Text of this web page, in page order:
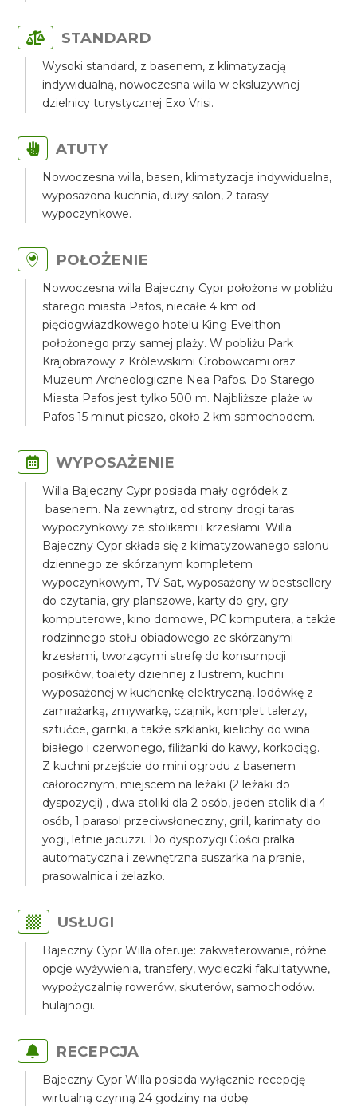
STANDARD
Wysoki standard, z basenem, z klimatyzacją
indywidualną, nowoczesna willa w eksluzywnej
dzielnicy turystycznej Exo Vrisi.
ATUTY
Nowoczesna willa, basen, klimatyzacja indywidualna,
wyposażona kuchnia, duży salon, 2 tarasy
wypoczynkowe.
POŁOŻENIE
Nowoczesna willa Bajeczny Cypr położona w pobliżu
starego miasta Pafos, niecałe 4 km od
pięciogwiazdkowego hotelu King Evelthon
położonego przy samej plaży. W pobliżu Park
Krajobrazowy z Królewskimi Grobowcami oraz
Muzeum Archeologiczne Nea Pafos. Do Starego
Miasta Pafos jest tylko 500 m. Najbliższe plaże w
Pafos 15 minut pieszo, około 2 km samochodem.
WYPOSAŻENIE
Willa Bajeczny Cypr posiada mały ogródek z
basenem. Na zewnątrz, od strony drogi taras
wypoczynkowy ze stolikami i krzesłami. Willa
Bajeczny Cypr składa się z klimatyzowanego salonu
dziennego ze skórzanym kompletem
wypoczynkowym, TV Sat, wyposażony w bestsellery
do czytania, gry planszowe, karty do gry, gry
komputerowe, kino domowe, PC komputera, a także
rodzinnego stołu obiadowego ze skórzanymi
krzesłami, tworzącymi strefę do konsumpcji
posiłków, toalety dziennej z lustrem, kuchni
wyposażonej w kuchenkę elektryczną, lodówkę z
zamrażarką, zmywarkę, czajnik, komplet talerzy,
sztućce, garnki, a także szklanki, kielichy do wina
białego i czerwonego, filiżanki do kawy, korkociąg.
Z kuchni przejście do mini ogrodu z basenem
całorocznym, miejscem na leżaki (2 leżaki do
dyspozycji) , dwa stoliki dla 2 osób, jeden stolik dla 4
osób, 1 parasol przeciwsłoneczny, grill, karimaty do
yogi, letnie jacuzzi. Do dyspozycji Gości pralka
automatyczna i zewnętrzna suszarka na pranie,
prasowalnica i żelazko.
USŁUGI
Bajeczny Cypr Willa oferuje: zakwaterowanie, różne
opcje wyżywienia, transfery, wycieczki fakultatywne,
wypożyczalnię rowerów, skuterów, samochodów.
hulajnogi.
RECEPCJA
Bajeczny Cypr Willa posiada wyłącznie recepcję
wirtualną czynną 24 godziny na dobę.